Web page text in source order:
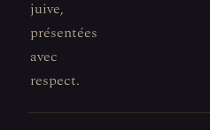
juive,
présentées
avec
respect.